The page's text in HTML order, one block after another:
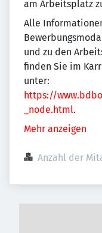
am Arbeitsplatz
Alle
und zu den
finden Sie im
unter:
https://
_node.html.
Mehr anzeigen
Anzahl der